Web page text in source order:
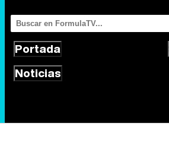
Portada
Noticias